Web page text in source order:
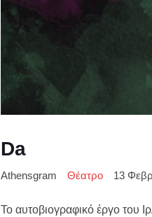
Da
Athensgram Θέατρο 13
Το αυτοβιογραφικό έργο του